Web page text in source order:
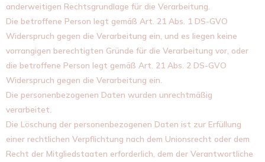
anderweitigen Rechtsgrundlage für die Verarbeitung.
Die betroffene Person legt gemäß Art. 21 Abs. 1 DS-GVO
Widerspruch gegen die Verarbeitung ein, und es liegen keine
vorrangigen berechtigten Gründe für die Verarbeitung vor, oder
die betroffene Person legt gemäß Art. 21 Abs. 2 DS-GVO
Widerspruch gegen die Verarbeitung ein.
Die personenbezogenen Daten wurden unrechtmäßig
verarbeitet.
Die Löschung der personenbezogenen Daten ist zur Erfüllung
einer rechtlichen Verpflichtung nach dem Unionsrecht oder dem
Recht der Mitgliedstaaten erforderlich, dem der Verantwortliche